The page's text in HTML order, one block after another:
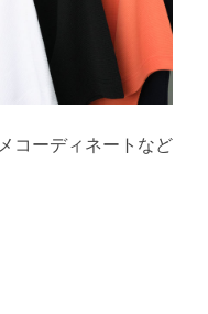
コーディネートなど